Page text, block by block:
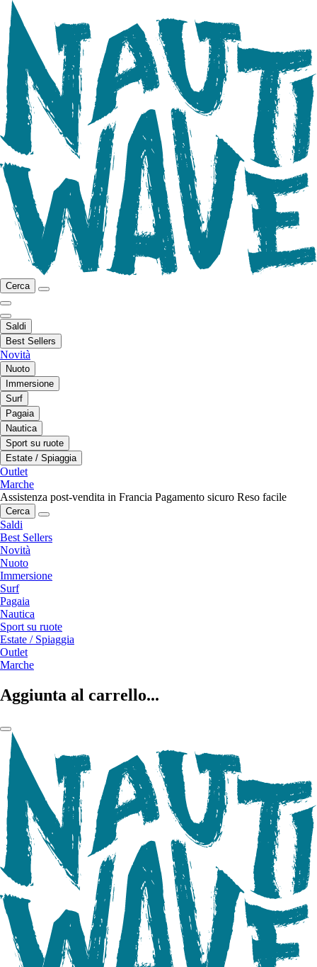
Cerca
Saldi
Best Sellers
Novità
Nuoto
Immersione
Surf
Pagaia
Nautica
Sport su ruote
Estate / Spiaggia
Outlet
Marche
Assistenza post-vendita in Francia Pagamento sicuro Reso facile
Cerca
Saldi
Best Sellers
Novità
Nuoto
Immersione
Surf
Pagaia
Nautica
Sport su ruote
Estate / Spiaggia
Outlet
Marche
Aggiunta al carrello...